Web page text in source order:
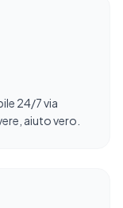
24/7 via
aiuto vero.